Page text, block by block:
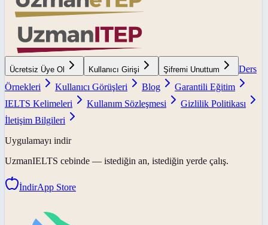
Ücretsiz Üye Ol Kullanıcı Girişi Şifremi Unuttum
Ders
Örnekleri
Kullanıcı Görüşleri Blog
Garantili Eğitim
IELTS Kelimeleri
Kullanım Sözleşmesi
Gizlilik Politikası
İletişim Bilgileri
Uygulamayı indir
UzmanIELTS cebinde — istediğin an, istediğin yerde çalış.
İndirApp Store